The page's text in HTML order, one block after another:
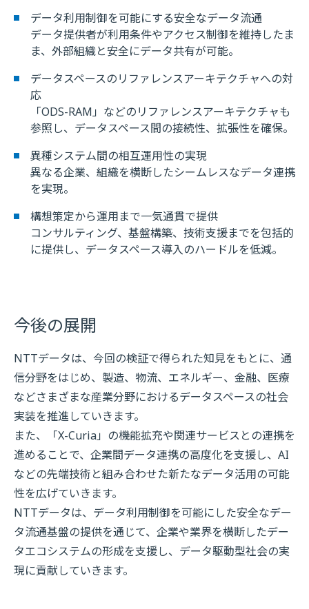
データ利用制御を可能にする安全なデータ流通
データ提供者が利用条件やアクセス制御を維持したま
ま、外部組織と安全にデータ共有が可能。
データスペースのリファレンスアーキテクチャへの対
応
「ODS-RAM」などのリファレンスアーキテクチャも
参照し、データスペース間の接続性、拡張性を確保。
異種システム間の相互運用性の実現
異なる企業、組織を横断したシームレスなデータ連携
を実現。
構想策定から運用まで一気通貫で提供
コンサルティング、基盤構築、技術支援までを包括的
に提供し、データスペース導入のハードルを低減。
今後の展開
NTTデータは、今回の検証で得られた知見をもとに、通
信分野をはじめ、製造、物流、エネルギー、金融、医療
などさまざまな産業分野におけるデータスペースの社会
実装を推進していきます。
また、「X-Curia」の機能拡充や関連サービスとの連携を
進めることで、企業間データ連携の高度化を支援し、AI
などの先端技術と組み合わせた新たなデータ活用の可能
性を広げていきます。
NTTデータは、データ利用制御を可能にした安全なデー
タ流通基盤の提供を通じて、企業や業界を横断したデー
タエコシステムの形成を支援し、データ駆動型社会の実
現に貢献していきます。